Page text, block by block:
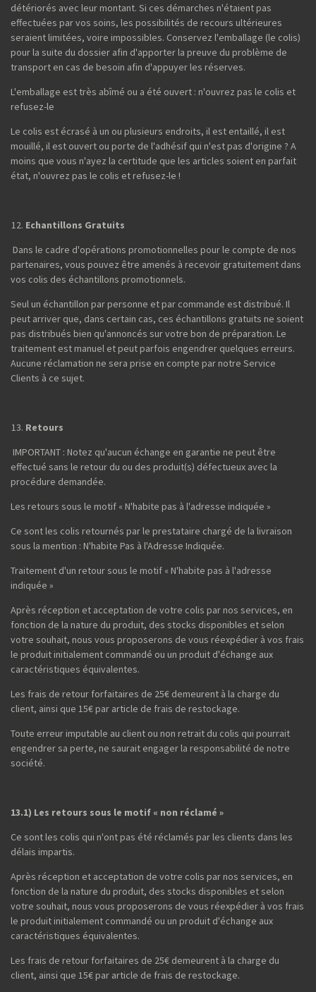
détériorés avec leur montant. Si ces démarches n'étaient pas
effectuées par vos soins, les possibilités de recours ultérieures
seraient limitées, voire impossibles. Conservez l'emballage (le colis)
pour la suite du dossier afin d'apporter la preuve du problème de
transport en cas de besoin afin d'appuyer les réserves.
L'emballage est très abîmé ou a été ouvert : n'ouvrez pas le colis et
refusez-le
Le colis est écrasé à un ou plusieurs endroits, il est entaillé, il est
mouillé, il est ouvert ou porte de l'adhésif qui n'est pas d'origine ? A
moins que vous n'ayez la certitude que les articles soient en parfait
état, n'ouvrez pas le colis et refusez-le !
Echantillons Gratuits
Dans le cadre d'opérations promotionnelles pour le compte de nos
partenaires, vous pouvez être amenés à recevoir gratuitement dans
vos colis des échantillons promotionnels.
Seul un échantillon par personne et par commande est distribué. Il
peut arriver que, dans certain cas, ces échantillons gratuits ne soient
pas distribués bien qu'annoncés sur votre bon de préparation. Le
traitement est manuel et peut parfois engendrer quelques erreurs.
Aucune réclamation ne sera prise en compte par notre Service
Clients à ce sujet.
Retours
IMPORTANT : Notez qu'aucun échange en garantie ne peut être
effectué sans le retour du ou des produit(s) défectueux avec la
procédure demandée.
Les retours sous le motif « N'habite pas à l'adresse indiquée »
Ce sont les colis retournés par le prestataire chargé de la livraison
sous la mention : N'habite Pas à l'Adresse Indiquée.
Traitement d'un retour sous le motif « N'habite pas à l'adresse
indiquée »
Après réception et acceptation de votre colis par nos services, en
fonction de la nature du produit, des stocks disponibles et selon
votre souhait, nous vous proposerons de vous réexpédier à vos frais
le produit initialement commandé ou un produit d'échange aux
caractéristiques équivalentes.
Les frais de retour forfaitaires de 25€ demeurent à la charge du
client, ainsi que 15€ par article de frais de restockage.
Toute erreur imputable au client ou non retrait du colis qui pourrait
engendrer sa perte, ne saurait engager la responsabilité de notre
société.
13.1) Les retours sous le motif « non réclamé »
Ce sont les colis qui n'ont pas été réclamés par les clients dans les
délais impartis.
Après réception et acceptation de votre colis par nos services, en
fonction de la nature du produit, des stocks disponibles et selon
votre souhait, nous vous proposerons de vous réexpédier à vos frais
le produit initialement commandé ou un produit d'échange aux
caractéristiques équivalentes.
Les frais de retour forfaitaires de 25€ demeurent à la charge du
client, ainsi que 15€ par article de frais de restockage.